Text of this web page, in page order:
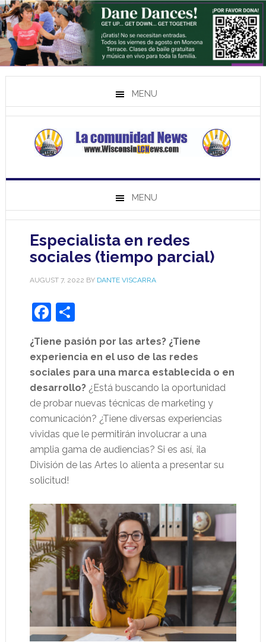
MENU
MENU
Especialista en redes
sociales (tiempo parcial)
AUGUST 7, 2022 BY DANTE VISCARRA
Facebook
Share
¿Tiene pasión por las artes? ¿Tiene
experiencia en el uso de las redes
sociales para una marca establecida o en
desarrollo?¿Está buscando la oportunidad
de probar nuevas técnicas de marketing y
comunicación? ¿Tiene diversas experiencias
vividas que le permitirán involucrar a una
amplia gama de audiencias? Si es así, ¡la
División de las Artes lo alienta a presentar su
solicitud!